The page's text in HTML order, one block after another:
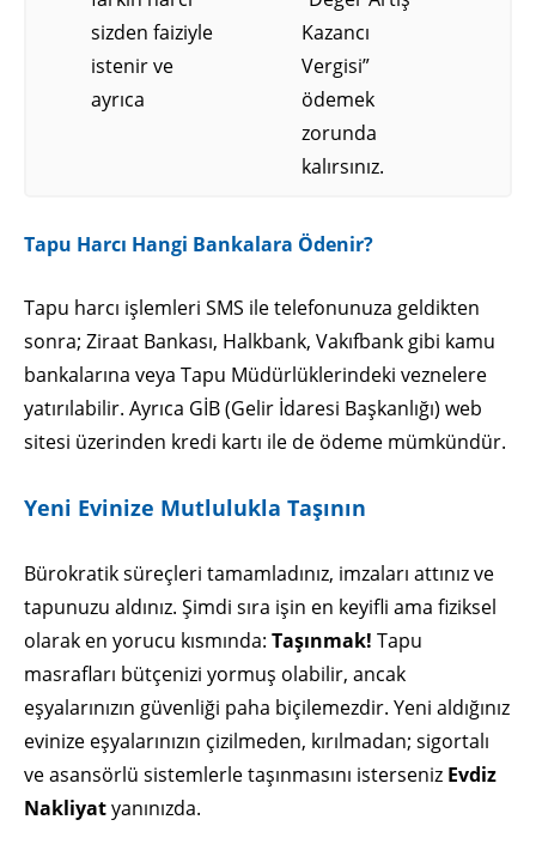
sizden faiziyle
istenir ve
ayrıca
Kazancı
Vergisi”
ödemek
zorunda
kalırsınız.
Tapu Harcı Hangi Bankalara Ödenir?
Tapu harcı işlemleri SMS ile telefonunuza geldikten
sonra; Ziraat Bankası, Halkbank, Vakıfbank gibi kamu
bankalarına veya Tapu Müdürlüklerindeki veznelere
yatırılabilir. Ayrıca GİB (Gelir İdaresi Başkanlığı) web
sitesi üzerinden kredi kartı ile de ödeme mümkündür.
Yeni Evinize Mutlulukla Taşının
Bürokratik süreçleri tamamladınız, imzaları attınız ve
tapunuzu aldınız. Şimdi sıra işin en keyifli ama fiziksel
olarak en yorucu kısmında: Taşınmak! Tapu
masrafları bütçenizi yormuş olabilir, ancak
eşyalarınızın güvenliği paha biçilemezdir. Yeni aldığınız
evinize eşyalarınızın çizilmeden, kırılmadan; sigortalı
ve asansörlü sistemlerle taşınmasını isterseniz Evdiz
Nakliyatyanınızda.